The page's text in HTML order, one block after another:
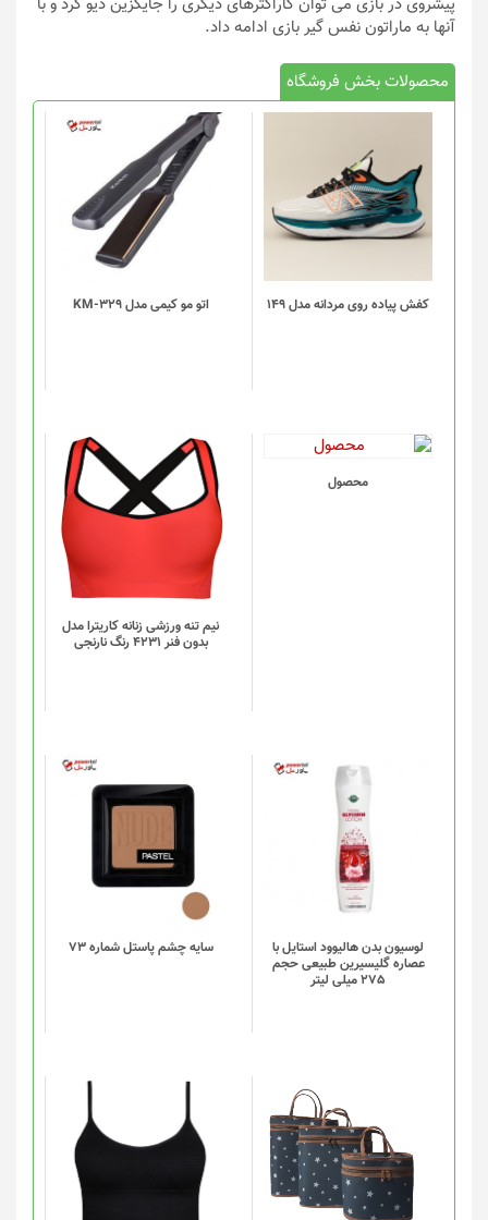
پیشروی در بازی می توان کاراکترهای دیگری را جایگزین دیو کرد و با
آنها به ماراتون نفس گیر بازی ادامه داد.
محصولات بخش فروشگاه
کفش پیاده روی مردانه مدل 149
محصول
دارای
انواع
مختلفی
باشد.
گزینه
محصول
شوند
اتو مو کیمی مدل KM-329
محصول
نیم تنه ورزشی زنانه کاریترا مدل
بدون فنر 4231 رنگ نارنجی
این
محصول
دارای
باشد.
گزینه
ها
محصول
انتخاب
شوند
لوسیون بدن هالیوود استایل با
عصاره گلیسیرین طبیعی حجم
275 میلی لیتر
سایه چشم پاستل شماره 73
این
محصول
دارای
انواع
مختلفی
محصول
دارای